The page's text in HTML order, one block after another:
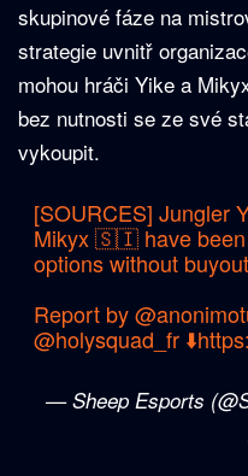
skupinové fáze na
strategie uvnitř
mohou hráči Yike a
bez nutnosti se ze své
vykoupit.
[SOURCES]
Mikyx 🇸🇮 have been
options without
Report by
@holysquad_fr⬇️
— Sheep Esports